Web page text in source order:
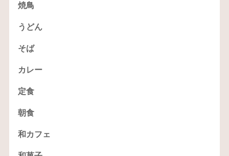
焼鳥
うどん
そば
カレー
定食
朝食
和カフェ